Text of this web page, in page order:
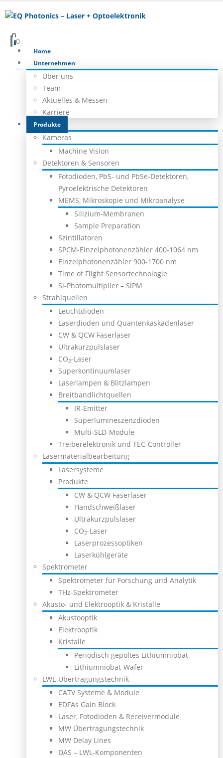
00
Home
Unternehmen
Über uns
Team
Aktuelles & Messen
Karriere
Produkte
Kameras
Machine Vision
Detektoren & Sensoren
Fotodioden, PbS- und PbSe-Detektoren,
Pyroelektrische Detektoren
MEMS, Mikroskopie und Mikroanalyse
Silizium-Membranen
Sample Preparation
Szintillatoren
SPCM-Einzelphotonenzähler 400-1064 nm
Einzelphotonenzähler 900-1700 nm
Time of Flight Sensortechnologie
Si-Photomultiplier – SiPM
Strahlquellen
Leuchtdioden
Laserdioden und Quantenkaskadenlaser
CW & QCW Faserlaser
Ultrakurzpulslaser
CO2-Laser
Superkontinuumlaser
Laserlampen & Blitzlampen
Breitbandlichtquellen
IR-Emitter
Superlumineszenzdioden
Multi-SLD-Module
Treiberelektronik und TEC-Controller
Lasermaterialbearbeitung
Lasersysteme
Produkte
CW & QCW Faserlaser
Handschweißlaser
Ultrakurzpulslaser
CO2-Laser
Laserprozessoptiken
Laserkühlgeräte
Spektrometer
Spektrometer für Forschung und Analytik
THz-Spektrometer
Akusto- und Elektrooptik & Kristalle
Akustooptik
Elektrooptik
Kristalle
Periodisch gepoltes Lithiumniobat
Lithiumniobat-Wafer
LWL-Übertragungstechnik
CATV Systeme & Module
EDFAs Gain Block
Laser, Fotodioden & Receivermodule
MW Übertragungstechnik
MW Delay Lines
DAS – LWL-Komponenten